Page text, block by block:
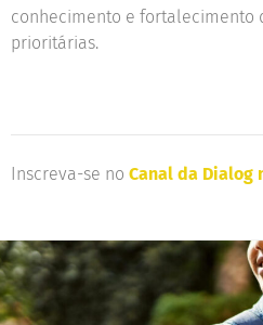
conhecimento e fortalecimento
prioritárias.
Inscreva-se no Canal da Dialog